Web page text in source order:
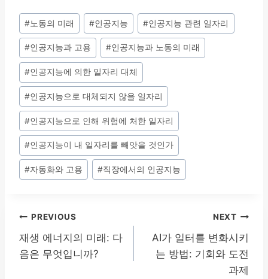
Post
Tags:
#노동의 미래 #인공지능 #인공지능 관련 일자리
#인공지능과 고용 #인공지능과 노동의 미래
#인공지능에 의한 일자리 대체
#인공지능으로 대체되지 않을 일자리
#인공지능으로 인해 위험에 처한 일자리
#인공지능이 내 일자리를 빼앗을 것인가
#자동화와 고용 #직장에서의 인공지능
글
탐
PREVIOUS
재생 에너지의 미래: 다
음은 무엇입니까?
NEXT
AI가 일터를 변화시키
는 방법: 기회와 도전
과제